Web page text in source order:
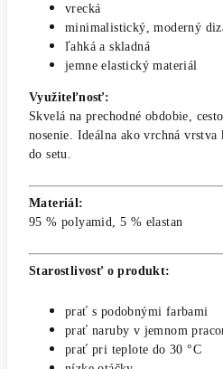
vrecká
minimalistický, moderný
ľahká a skladná
jemne elastický materiál
Využiteľnosť:
Skvelá na prechodné obdobie,
nosenie. Ideálna ako vrchná
do setu.
Materiál:
95 % polyamid, 5 % elastan
Starostlivosť o produkt:
prať s podobnými farbami
prať naruby v jemnom
prať pri teplote do 30 °C